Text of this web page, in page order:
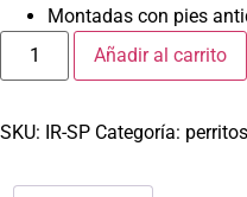
Montadas con pies
Añadir al carrito
SKU: IR-SP Categoría: